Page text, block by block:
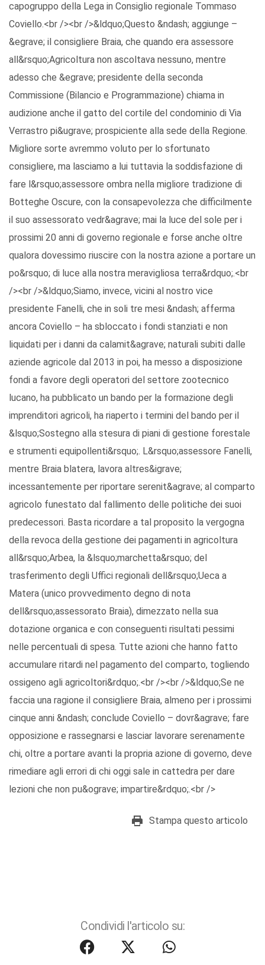
capogruppo della Lega in Consiglio regionale Tommaso
Coviello.<br /><br />&ldquo;Questo &ndash; aggiunge –
&egrave; il consigliere Braia, che quando era assessore
all&rsquo;Agricoltura non ascoltava nessuno, mentre
adesso che &egrave; presidente della seconda
Commissione (Bilancio e Programmazione) chiama in
audizione anche il gatto del cortile del condominio di Via
Verrastro pi&ugrave; prospiciente alla sede della Regione.
Migliore sorte avremmo voluto per lo sfortunato
consigliere, ma lasciamo a lui tuttavia la soddisfazione di
fare l&rsquo;assessore ombra nella migliore tradizione di
Botteghe Oscure, con la consapevolezza che difficilmente
il suo assessorato vedr&agrave; mai la luce del sole per i
prossimi 20 anni di governo regionale e forse anche oltre
qualora dovessimo riuscire con la nostra azione a portare un
po&rsquo; di luce alla nostra meravigliosa terra&rdquo;.<br
/><br />&ldquo;Siamo, invece, vicini al nostro vice
presidente Fanelli, che in soli tre mesi &ndash; afferma
ancora Coviello – ha sbloccato i fondi stanziati e non
liquidati per i danni da calamit&agrave; naturali subiti dalle
aziende agricole dal 2013 in poi, ha messo a disposizione
fondi a favore degli operatori del settore zootecnico
lucano, ha pubblicato un bando per la formazione degli
imprenditori agricoli, ha riaperto i termini del bando per il
&lsquo;Sostegno alla stesura di piani di gestione forestale
e strumenti equipollenti&rsquo;. L&rsquo;assessore Fanelli,
mentre Braia blatera, lavora altres&igrave;
incessantemente per riportare serenit&agrave; al comparto
agricolo funestato dal fallimento delle politiche dei suoi
predecessori. Basta ricordare a tal proposito la vergogna
della revoca della gestione dei pagamenti in agricoltura
all&rsquo;Arbea, la &lsquo;marchetta&rsquo; del
trasferimento degli Uffici regionali dell&rsquo;Ueca a
Matera (unico provvedimento degno di nota
dell&rsquo;assessorato Braia), dimezzato nella sua
dotazione organica e con conseguenti risultati pessimi
nelle percentuali di spesa. Tutte azioni che hanno fatto
accumulare ritardi nel pagamento del comparto, togliendo
ossigeno agli agricoltori&rdquo;.<br /><br />&ldquo;Se ne
faccia una ragione il consigliere Braia, almeno per i prossimi
cinque anni &ndash; conclude Coviello – dovr&agrave; fare
opposizione e rassegnarsi e lasciar lavorare serenamente
chi, oltre a portare avanti la propria azione di governo, deve
rimediare agli errori di chi oggi sale in cattedra per dare
lezioni che non pu&ograve; impartire&rdquo;.<br />
Stampa questo articolo
Condividi l'articolo su: